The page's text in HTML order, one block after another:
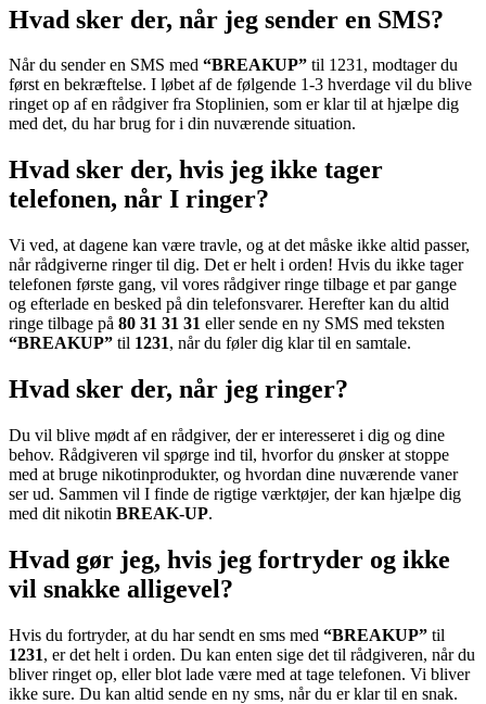
Hvad sker der, når jeg sender en SMS?
Når du sender en SMS med “BREAKUP” til 1231, modtager du
først en bekræftelse. I løbet af de følgende 1-3 hverdage vil du blive
ringet op af en rådgiver fra Stoplinien, som er klar til at hjælpe dig
med det, du har brug for i din nuværende situation.
Hvad sker der, hvis jeg ikke tager
telefonen, når I ringer?
Vi ved, at dagene kan være travle, og at det måske ikke altid passer,
når rådgiverne ringer til dig. Det er helt i orden! Hvis du ikke tager
telefonen første gang, vil vores rådgiver ringe tilbage et par gange
og efterlade en besked på din telefonsvarer. Herefter kan du altid
ringe tilbage på 80 31 31 31 eller sende en ny SMS med teksten
“BREAKUP” til 1231, når du føler dig klar til en samtale.
Hvad sker der, når jeg ringer?
Du vil blive mødt af en rådgiver, der er interesseret i dig og dine
behov. Rådgiveren vil spørge ind til, hvorfor du ønsker at stoppe
med at bruge nikotinprodukter, og hvordan dine nuværende vaner
ser ud. Sammen vil I finde de rigtige værktøjer, der kan hjælpe dig
med dit nikotin BREAK-UP.
Hvad gør jeg, hvis jeg fortryder og ikke
vil snakke alligevel?
Hvis du fortryder, at du har sendt en sms med “BREAKUP” til
1231, er det helt i orden. Du kan enten sige det til rådgiveren, når du
bliver ringet op, eller blot lade være med at tage telefonen. Vi bliver
ikke sure. Du kan altid sende en ny sms, når du er klar til en snak.